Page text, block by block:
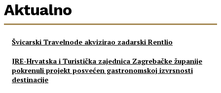
Aktualno
Švicarski Travelnode akvizirao zadarski Rentlio
JRE-Hrvatska i Turistička zajednica Zagrebačke županije
pokrenuli projekt posvećen gastronomskoj izvrsnosti
destinacije